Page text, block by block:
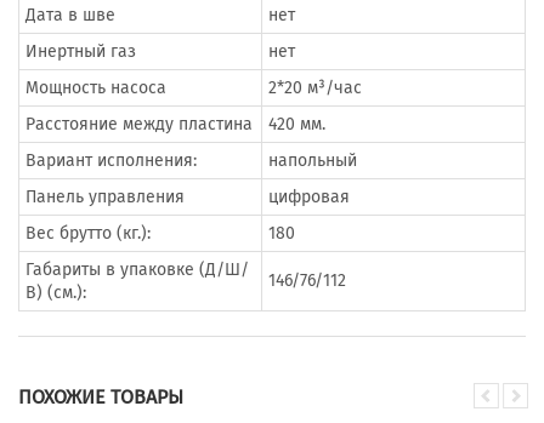
Дата в шве
нет
Инертный газ
нет
Мощность насоса
2*20 м³/час
Расстояние между пластина
420 мм.
Вариант исполнения:
напольный
Панель управления
цифровая
Вес брутто (кг.):
180
Габариты в упаковке (Д/Ш/
В) (см.):
146/76/112
ПОХОЖИЕ ТОВАРЫ